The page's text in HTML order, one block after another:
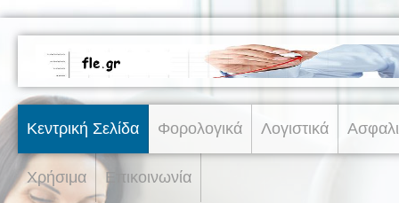
Κεντρική Σελίδα Φορολογικά Λογιστικά
Χρήσιμα Επικοινωνία